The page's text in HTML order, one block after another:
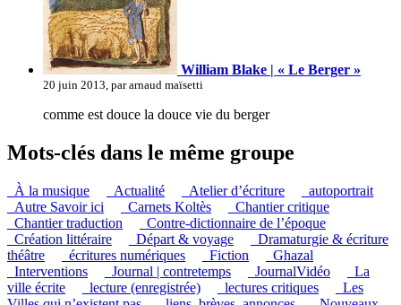
William Blake | « Le Berger »
20 juin 2013, par arnaud maïsetti
comme est douce la douce vie du berger
Mots-clés dans le même groupe
_À la musique _Actualité _Atelier d’écriture
_autoportrait
_Autre Savoir ici
_Carnets Koltès
_Chantier critique
_Chantier traduction
_Contre-dictionnaire de l’époque
_Création littéraire
_Départ & voyage
_Dramaturgie & écriture
théâtre
_écritures numériques _Fiction
_Ghazal
_Interventions
_Journal | contretemps _JournalVidéo
_La
ville écrite
_lecture (enregistrée) _lectures critiques
_Les